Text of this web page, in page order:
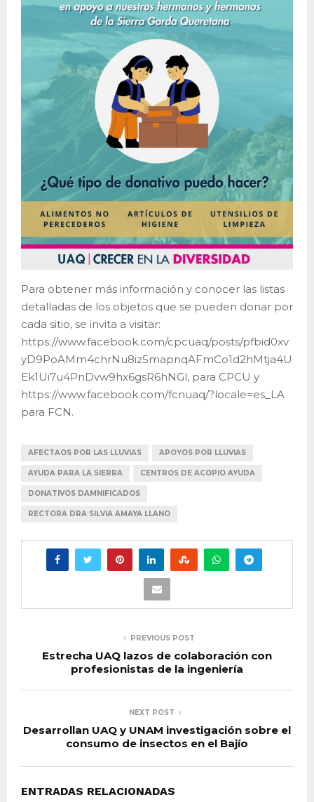
Para obtener más información y conocer las listas
detalladas de los objetos que se pueden donar por
cada sitio, se invita a visitar:
https://www.facebook.com/cpcuaq/posts/pfbid0xv
yD9PoAMm4chrNu8iz5mapnqAFmCo1d2hMtja4U
Ek1Ui7u4PnDvw9hx6gsR6hNGl, para CPCU y
https://www.facebook.com/fcnuaq/?locale=es_LA
para FCN.
AFECTAOS POR LAS LLUVIAS APOYOS POR LLUVIAS
AYUDA PARA LA SIERRA CENTROS DE ACOPIO AYUDA
DONATIVOS DAMNIFICADOS
RECTORA DRA SILVIA AMAYA LLANO
PREVIOUS POST
Estrecha UAQ lazos de colaboración con
profesionistas de la ingeniería
NEXT POST
Desarrollan UAQ y UNAM investigación sobre el
consumo de insectos en el Bajío
ENTRADAS RELACIONADAS